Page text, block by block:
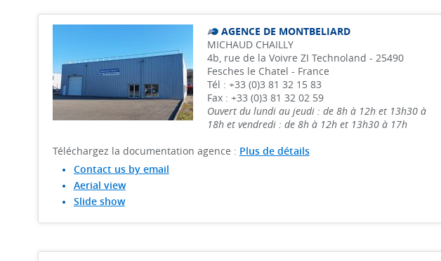
AGENCE DE MONTBELIARD
MICHAUD CHAILLY
4b, rue de la Voivre ZI Technoland - 25490
Fesches le Chatel - France
Tél : +33 (0)3 81 32 15 83
Fax : +33 (0)3 81 32 02 59
Ouvert du lundi au jeudi : de 8h à 12h et 13h30 à
18h et vendredi : de 8h à 12h et 13h30 à 17h
Téléchargez la documentation agence : Plus de détails
Contact us by email
Aerial view
Slide show